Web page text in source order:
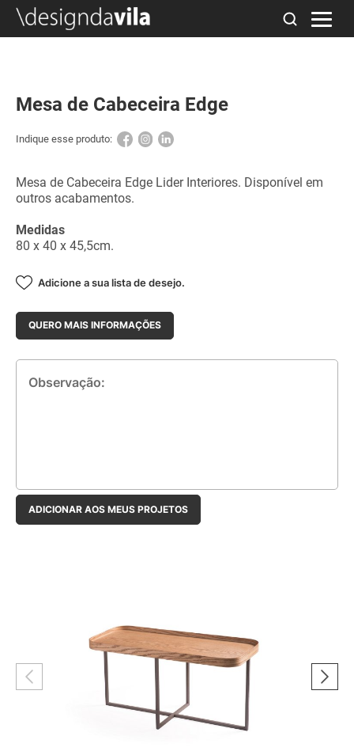
Mesa de Cabeceira Edge
Indique esse produto:
Mesa de Cabeceira Edge Lider Interiores. Disponível em
outros acabamentos.
Medidas
80 x 40 x 45,5cm.
Adicione a sua lista de desejo.
QUERO MAIS INFORMAÇÕES
Observação:
ADICIONAR AOS MEUS PROJETOS